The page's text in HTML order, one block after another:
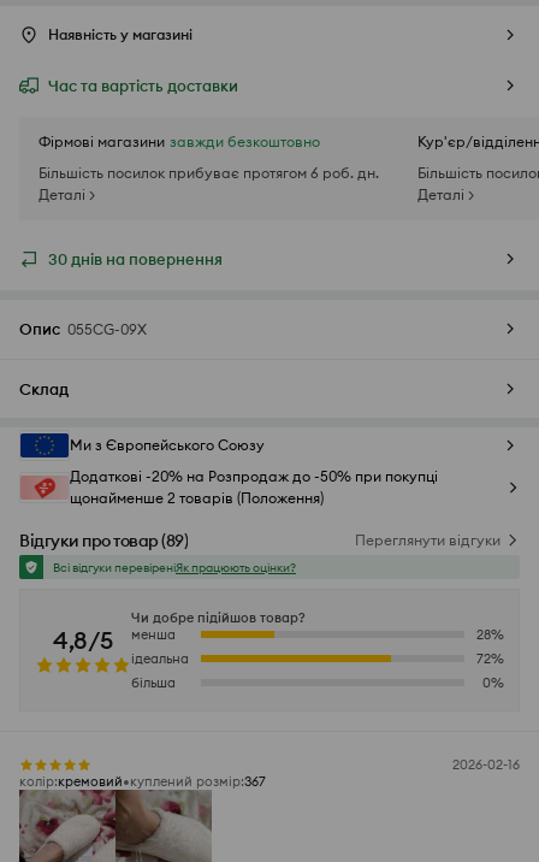
Наявність у магазині
Час та вартість доставки
Фірмові магазини завжди безкоштовно
Більшість посилок прибуває протягом 6 роб. дн.
Деталі >
Кур'єр/
Більшість
Деталі >
30 днів на повернення
Опис 055CG-09X
Склад
Ми з Європейського Союзу
Додаткові -20% на Розпродаж до -50% при покупці
щонайменше 2 товарів (Положення)
Відгуки про товар(89) Переглянути відгуки
Всі відгуки перевіреніЯк працюють оцінки?
4,8/5
Чи добре підійшов товар?
менша
28%
ідеальна
72%
більша
0%
2026-02-16
колір:кремовий куплений розмір:367